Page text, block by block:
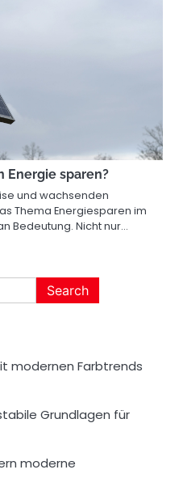
Energie sparen?
und wachsenden
Thema Energiesparen im
Bedeutung. Nicht nur…
modernen Farbtrends
Grundlagen für
moderne